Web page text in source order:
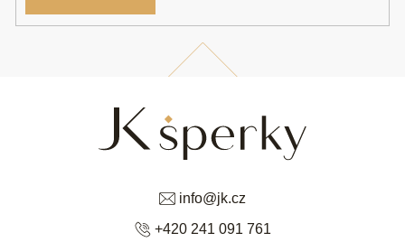
info@jk.cz
+420 241 091 761